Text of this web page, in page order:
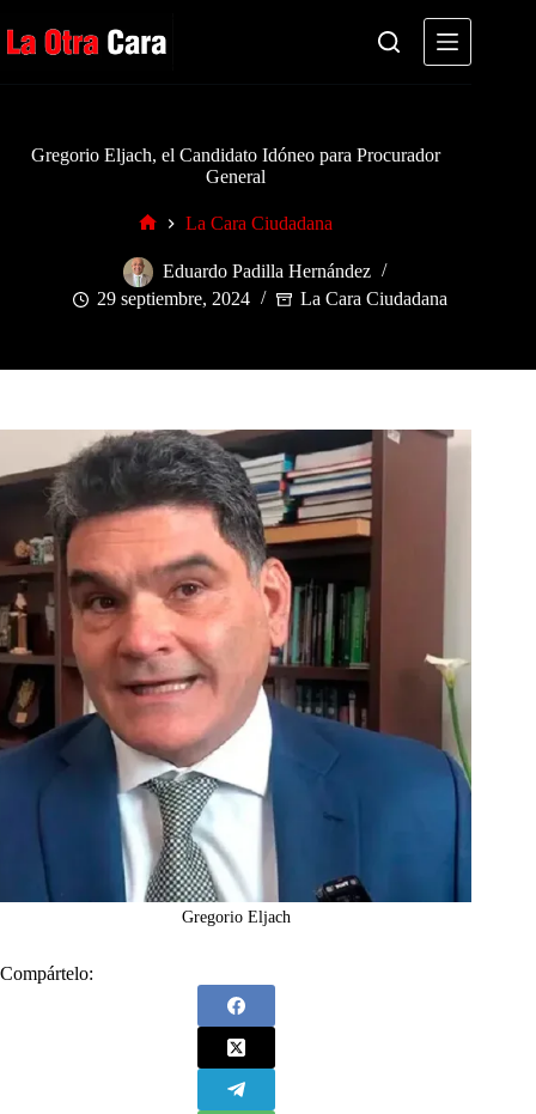
al
contenido
Gregorio Eljach, el Candidato Idóneo para Procurador
General
La Cara Ciudadana
Eduardo Padilla Hernández
29 septiembre, 2024
La Cara Ciudadana
Gregorio Eljach
Compártelo: